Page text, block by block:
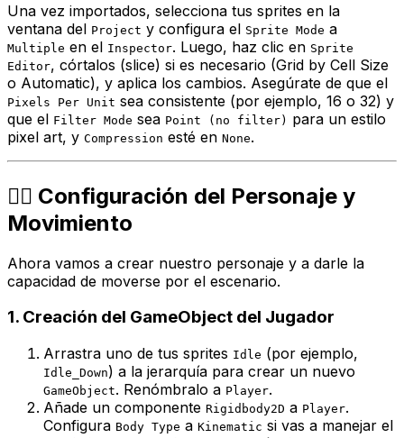
Una vez importados, selecciona tus sprites en la
ventana del Project y configura el Sprite Mode a
Multiple en el Inspector. Luego, haz clic en Sprite
Editor, córtalos (slice) si es necesario (Grid by Cell Size
o Automatic), y aplica los cambios. Asegúrate de que el
Pixels Per Unit sea consistente (por ejemplo, 16 o 32) y
que el Filter Mode sea Point (no filter) para un estilo
pixel art, y Compression esté en None.
🚶‍♂️ Configuración del Personaje y
Movimiento
Ahora vamos a crear nuestro personaje y a darle la
capacidad de moverse por el escenario.
1. Creación del GameObject del Jugador
Arrastra uno de tus sprites Idle (por ejemplo,
Idle_Down) a la jerarquía para crear un nuevo
GameObject. Renómbralo a Player.
Añade un componente Rigidbody2D a Player.
Configura Body Type a Kinematic si vas a manejar el